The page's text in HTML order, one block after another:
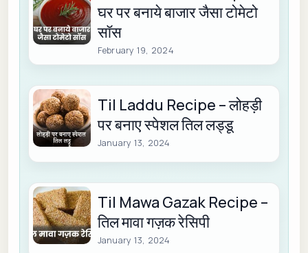
घर पर बनाये बाजार जैसा टोमेटो
सॉस
February 19, 2024
Til Laddu Recipe – लोहड़ी
पर बनाए स्पेशल तिल लड्डू
January 13, 2024
Til Mawa Gazak Recipe –
तिल मावा गज़क रेसिपी
January 13, 2024